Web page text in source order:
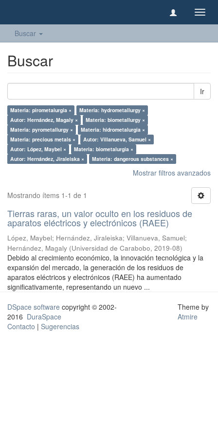
Buscar
Buscar
Ir
Materia: pirometalurgia ×
Materia: hydrometallurgy ×
Autor: Hernández, Magaly ×
Materia: biometallurgy ×
Materia: pyrometallurgy ×
Materia: hidrometalurgia ×
Materia: precious metals ×
Autor: Villanueva, Samuel ×
Autor: López, Maybel ×
Materia: biometalurgia ×
Autor: Hernández, Jiraleiska ×
Materia: dangerous substances ×
Mostrar filtros avanzados
Mostrando ítems 1-1 de 1
Tierras raras, un valor oculto en los residuos de
aparatos eléctricos y electrónicos (RAEE)
López, Maybel; Hernández, Jiraleiska; Villanueva, Samuel;
Hernández, Magaly (Universidad de Carabobo, 2019-08)
Debido al crecimiento económico, la innovación tecnológica y la
expansión del mercado, la generación de los residuos de
aparatos eléctricos y electrónicos (RAEE) ha aumentado
significativamente, representando un nuevo ...
DSpace software copyright © 2002-
2016 DuraSpace
Contacto | Sugerencias
Theme by
Atmire